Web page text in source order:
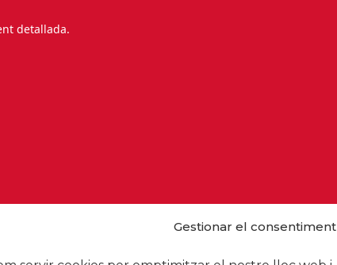
Gestionar el consentiment
detallada.